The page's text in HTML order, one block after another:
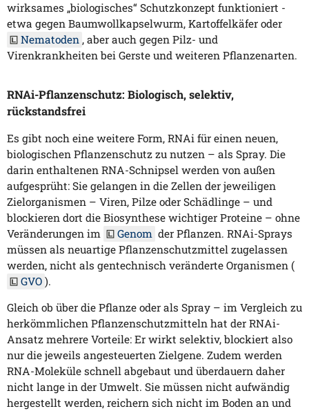
wirksames „biologisches“ Schutzkonzept funktioniert -
etwa gegen Baumwollkapselwurm, Kartoffelkäfer oder
Nematoden , aber auch gegen Pilz- und
Virenkrankheiten bei Gerste und weiteren Pflanzenarten.
RNAi-Pflanzenschutz: Biologisch, selektiv,
rückstandsfrei
Es gibt noch eine weitere Form, RNAi für einen neuen,
biologischen Pflanzenschutz zu nutzen – als Spray. Die
darin enthaltenen RNA-Schnipsel werden von außen
aufgesprüht: Sie gelangen in die Zellen der jeweiligen
Zielorganismen – Viren, Pilze oder Schädlinge – und
blockieren dort die Biosynthese wichtiger Proteine – ohne
Veränderungen im
Genom der Pflanzen. RNAi-Sprays
müssen als neuartige Pflanzenschutzmittel zugelassen
werden, nicht als gentechnisch veränderte Organismen (
GVO ).
Gleich ob über die Pflanze oder als Spray – im Vergleich zu
herkömmlichen Pflanzenschutzmitteln hat der RNAi-
Ansatz mehrere Vorteile: Er wirkt selektiv, blockiert also
nur die jeweils angesteuerten Zielgene. Zudem werden
RNA-Moleküle schnell abgebaut und überdauern daher
nicht lange in der Umwelt. Sie müssen nicht aufwändig
hergestellt werden, reichern sich nicht im Boden an und